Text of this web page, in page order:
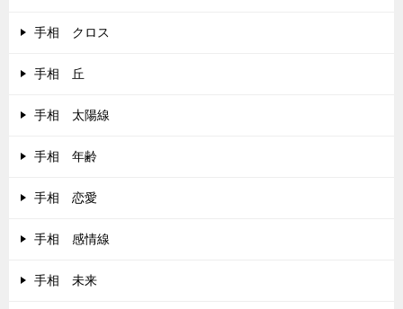
手相 クロス
手相 丘
手相 太陽線
手相 年齢
手相 恋愛
手相 感情線
手相 未来